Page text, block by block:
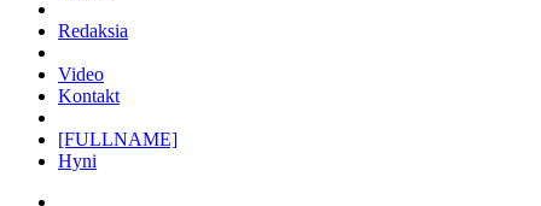
Redaksia
Video
Kontakt
[FULLNAME]
Hyni